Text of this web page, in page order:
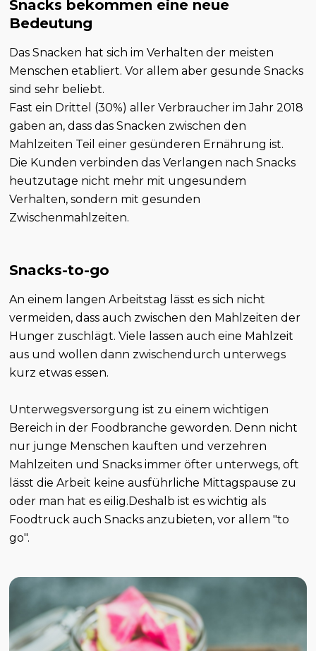
Snacks bekommen eine neue
Bedeutung
Das Snacken hat sich im Verhalten der meisten
Menschen etabliert. Vor allem aber gesunde Snacks
sind sehr beliebt.
Fast ein Drittel (30%) aller Verbraucher im Jahr 2018
gaben an, dass das Snacken zwischen den
Mahlzeiten Teil einer gesünderen Ernährung ist.
Die Kunden verbinden das Verlangen nach Snacks
heutzutage nicht mehr mit ungesundem
Verhalten, sondern mit gesunden
Zwischenmahlzeiten.
Snacks-to-go
An einem langen Arbeitstag lässt es sich nicht
vermeiden, dass auch zwischen den Mahlzeiten der
Hunger zuschlägt. Viele lassen auch eine Mahlzeit
aus und wollen dann zwischendurch unterwegs
kurz etwas essen.
Unterwegsversorgung ist zu einem wichtigen
Bereich in der Foodbranche geworden. Denn nicht
nur junge Menschen kauften und verzehren
Mahlzeiten und Snacks immer öfter unterwegs, oft
lässt die Arbeit keine ausführliche Mittagspause zu
oder man hat es eilig.Deshalb ist es wichtig als
Foodtruck auch Snacks anzubieten, vor allem "to
go".